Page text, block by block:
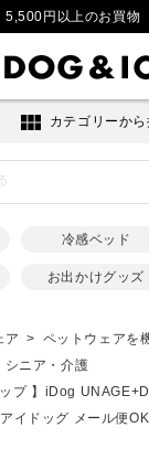
5,500円以上のお買物
view_module カテゴリーか
冷感ベッド
お出かけグッズ
ア
ペットウェアを
シニア・介護
プ 】iDog
イドッグ メール便OK